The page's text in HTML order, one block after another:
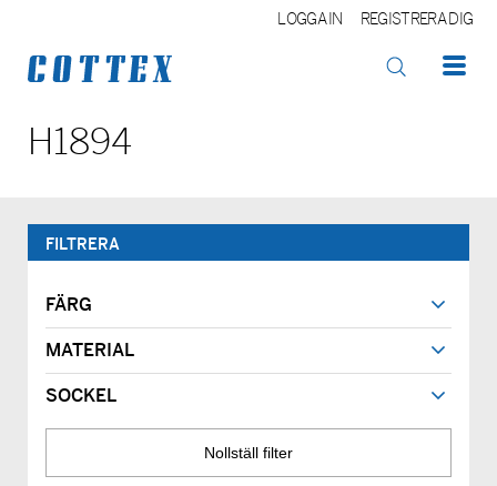
LOGGA IN REGISTRERA DIG
H1894
FILTRERA
FÄRG
MATERIAL
SOCKEL